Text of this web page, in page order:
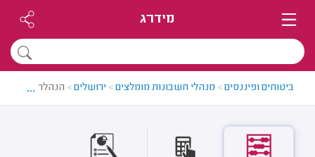
מידרג
ביטוחים ופיננסים> מנהלי חשבונות מומלצים> ירושלים> הנהלת ...